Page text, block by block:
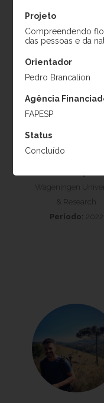
Projeto
Compreendendo
das pessoas e da
Orientador
Pedro Brancalion
Agência
FAPESP
Status
Concluído
Johan de Jong
Wageningen
& Research
Período: